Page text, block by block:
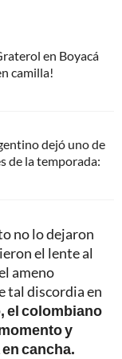
en Boyacá
camilla!
dejó uno de
de la temporada:
no lo dejaron
el lente al
ameno
tal discordia en
el colombiano
y
cancha.